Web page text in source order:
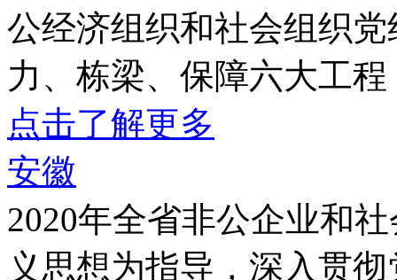
公经济组织和社会组织
力、栋梁、保障六大工
点击了解更多
安徽
2020年全省非公企业和
义思想为指导，深入贯